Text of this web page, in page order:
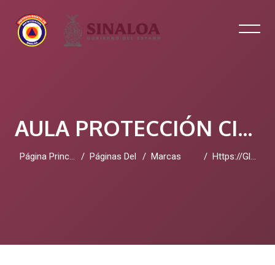
AULA PROTECCIÓN CIVIL SINALOA
Página Principal Páginas Del SitioMarcas Https://globaleducationcenter.edu.pl/